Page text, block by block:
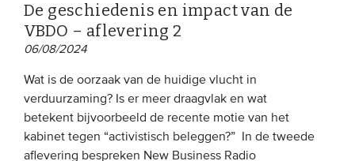
Webinars
Podcasts
WIE WE ZIJN
Vereniging
De geschiedenis en impact van de
VBDO – aflevering 2
06/08/2024
Wat is de oorzaak van de huidige vlucht in
verduurzaming? Is er meer draagvlak en wat
betekent bijvoorbeeld de recente motie van het
kabinet tegen “activistisch beleggen?” In de tweede
aflevering bespreken New Business Radio